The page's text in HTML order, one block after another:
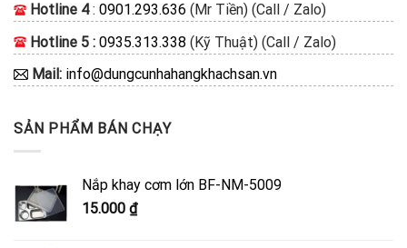
Hotline 4: 0901.293.636 (Mr Tiền) (Call / Zalo)
Hotline 5 : 0935.313.338 (Kỹ Thuật) (Call / Zalo)
Mail: info@dungcunhahangkhachsan.vn
SẢN PHẨM BÁN CHẠY
Nắp khay cơm lớn BF-NM-5009
15.000 ₫